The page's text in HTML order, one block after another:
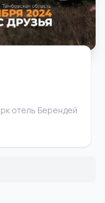
отель Берендей